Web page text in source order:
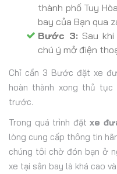
thành phố Tuy
bay của Bạn qua
Bước 3: Sau khi
chú ý mở điện
Chỉ cần 3 Bước đặt xe
hoàn thành xong thủ
trước.
Trong quá trình đặtxe
lòng cung cấp thông tin
chúng tôi chờ đón bạn ở
xe tại sân bay là khá cao